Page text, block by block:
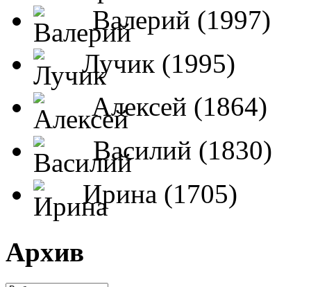
Валерий (1997)
Лучик (1995)
Алексей (1864)
Василий (1830)
Ирина (1705)
Архив